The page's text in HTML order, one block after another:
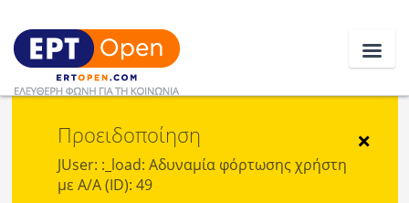
Ειδήσεις
Ελλάδα
×
Προειδοποίηση
JUser: :_load: Αδυναμία φόρτωσης χρήστη
με Α/Α (ID): 49